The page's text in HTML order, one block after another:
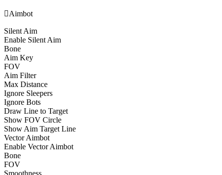
Aimbot
Silent Aim
Enable Silent Aim
Bone
Aim Key
FOV
Aim Filter
Max Distance
Ignore Sleepers
Ignore Bots
Draw Line to Target
Show FOV Circle
Show Aim Target Line
Vector Aimbot
Enable Vector Aimbot
Bone
FOV
Smoothness